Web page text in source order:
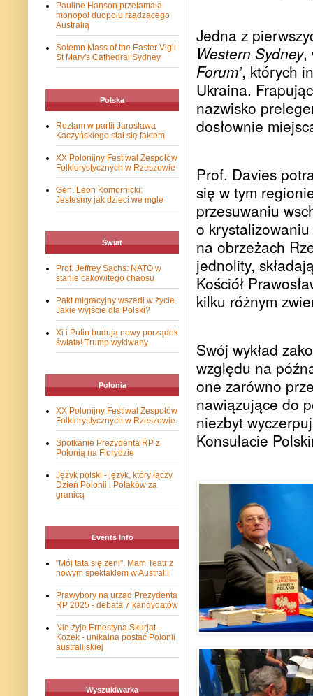
Jedna z
Western Sydney,
Forum’, których
Ukraina.
nazwisko
dosłownie
Prof. Davies
się w tym
przesuwaniu
o
na obrzeżach
jednolity,
Kościół
kilku różnym
Swój wykład
względu na
one zarówno
nawiązujące do
niezbyt
Konsulacie
Pauline Hanson przełamała
monopol duopolu rządzącego
Australią
Solemn Mass of the Easter Vigil
St Mary's Cathedral Sydney
Polska
Rozłam w partii Jarosława
Kaczyńskiego stał się faktem
XX Polonijny Festiwal Zespołów
Folklorystycznych w Rzeszowie
Gen. Leon Komornicki:
Jesteśmy jak dzieci we mgle
Świat
Prof. Jeffrey Sachs: NATO w
stanie cakowitego chaosu
Pakt migracyjny wszedł w życie.
Jakie wyjście dla Polski?
Xi i Putin budują nowy porządek
świata! Trump wykiwany
Polonia
XX Polonijny Festiwal Zespołów
Folklorystycznych w Rzeszowie
Spotkanie Prezydenta RP z
Polonią na Florydzie
Język polski - język, który łączy.
Dzień Polonii i Polaków za
granicą
Events Info
"Mój tata się żeni". Mam Teatr z
nowym spektaklem w Australii
Prawybory na urząd Prezydenta
RP 2025 - debata 7 kandydatów
Nie żyje Ernestyna Skurjat-
Kozek - unikalna postać Polonii
australijskiej
Wyszukiwarka